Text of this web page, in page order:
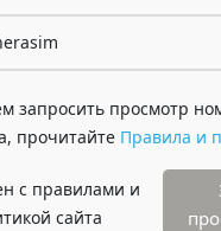
запросить просмотр
прочитайте Правила и
с правилами и
сайта